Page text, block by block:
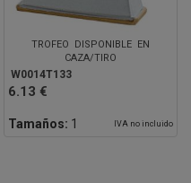
TROFEO DISPONIBLE EN
CAZA/TIRO
W0014T133
6.13 €
Tamaños: 1 IVA no incluido